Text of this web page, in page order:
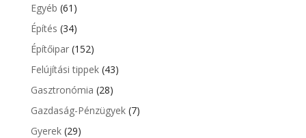
Egyéb (61)
Építés (34)
Építőipar(152)
Felújítási tippek(43)
Gasztronómia (28)
Gazdaság-Pénzügyek(7)
Gyerek(29)